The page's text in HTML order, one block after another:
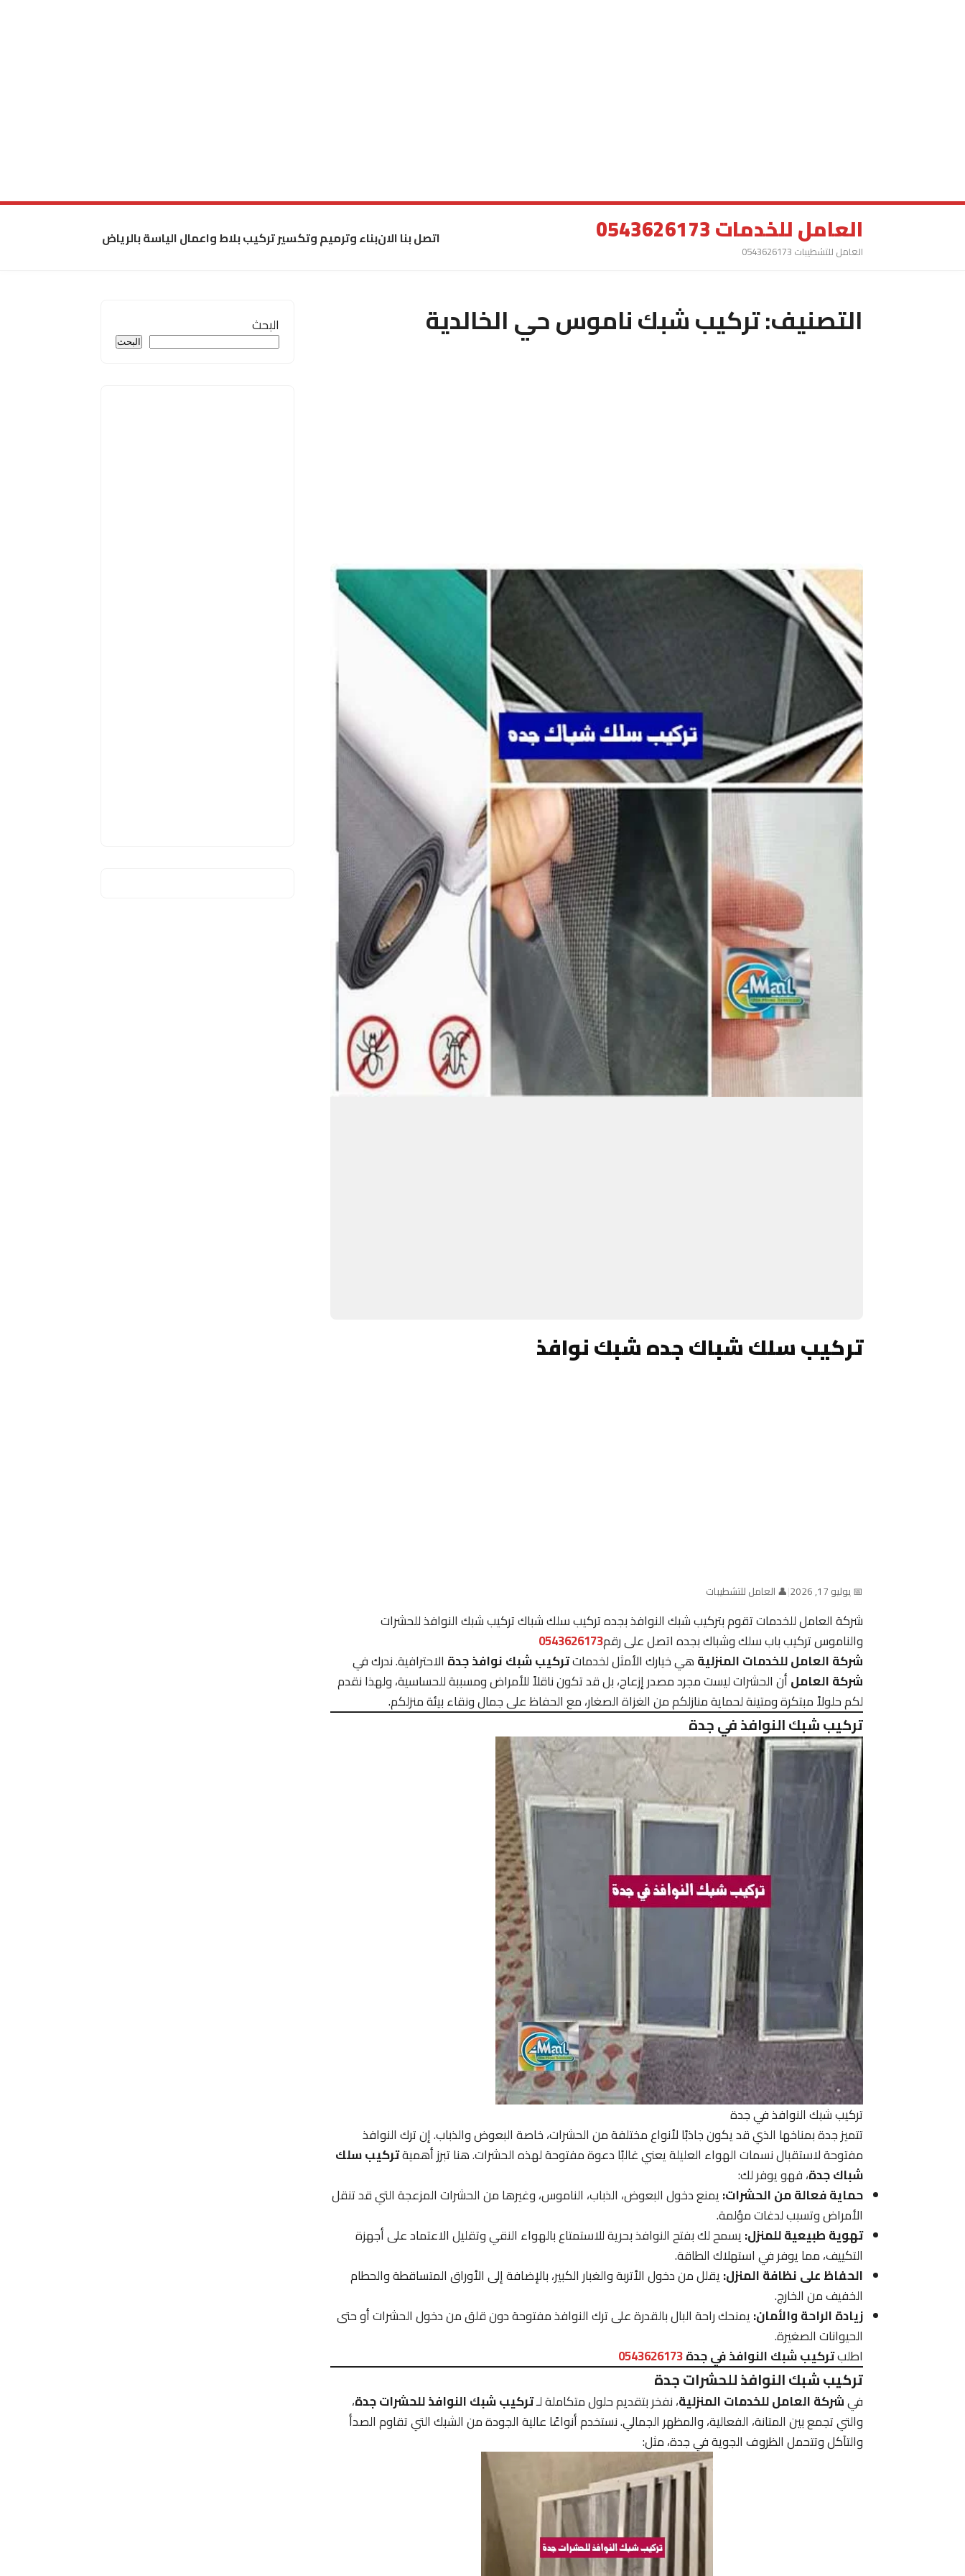
العامل للخدمات 0543626173
العامل للتشطيبات 0543626173
اتصل بنا الانبناء وترميم وتكسير تركيب بلاط واعمال الياسة بالرياض
التصنيف:تركيب شبك ناموس حي الخالدية
تركيب سلك شباك جده شبك نوافذ
📅 يوليو 17, 2026 |👤 العامل للتشطيبات
شركة العامل للخدمات تقوم بتركيب شبك النوافذ بجده تركيب سلك شباك تركيب شبك النوافذ للحشرات
والناموس تركيب باب سلك وشباك بجده اتصل على رقم0543626173
شركة العامل للخدمات المنزليةهي خيارك الأمثل لخدماتتركيب شبك نوافذ جدة الاحترافية. ندرك في
شركة العاملأن الحشرات ليست مجرد مصدر إزعاج، بل قد تكون ناقلاً للأمراض ومسببة للحساسية، ولهذا نقدم
لكم حلولاً مبتكرة ومتينة لحماية منازلكم من الغزاة الصغار، مع الحفاظ على جمال ونقاء بيئة منزلكم.
تركيب شبك النوافذ في جدة
تركيب شبك النوافذ في جدة
تتميز جدة بمناخها الذي قد يكون جاذبًا لأنواع مختلفة من الحشرات، خاصة البعوض والذباب. إن ترك النوافذ
مفتوحة لاستقبال نسمات الهواء العليلة يعني غالبًا دعوة مفتوحة لهذه الحشرات. هنا تبرز أهميةتركيب سلك
شباك جدة، فهو يوفر لك:
حماية فعالة من الحشرات:يمنع دخول البعوض، الذباب، الناموس، وغيرها من الحشرات المزعجة التي قد تنقل
الأمراض وتسبب لدغات مؤلمة.
تهوية طبيعية للمنزل:يسمح لك بفتح النوافذ بحرية للاستمتاع بالهواء النقي وتقليل الاعتماد على أجهزة
التكييف، مما يوفر في استهلاك الطاقة.
الحفاظ على نظافة المنزل:يقلل من دخول الأتربة والغبار الكبير، بالإضافة إلى الأوراق المتساقطة والحطام
الخفيف من الخارج.
زيادة الراحة والأمان:يمنحك راحة البال بالقدرة على ترك النوافذ مفتوحة دون قلق من دخول الحشرات أو حتى
الحيوانات الصغيرة.
اطلبتركيب شبك النوافذ في جدة0543626173
تركيب شبك النوافذ للحشرات جدة
فيشركة العامل للخدمات المنزلية، نفخر بتقديم حلول متكاملة لـتركيب شبك النوافذ للحشرات جدة،
والتي تجمع بين المتانة، الفعالية، والمظهر الجمالي. نستخدم أنواعًا عالية الجودة من الشبك التي تقاوم الصدأ
والتآكل وتتحمل الظروف الجوية في جدة، مثل:
البحث
البحث